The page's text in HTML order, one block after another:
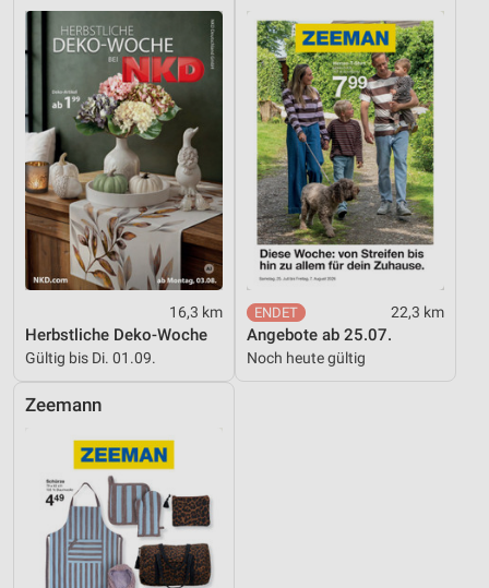
16,3 km
Herbstliche Deko-Woche
Gültig bis Di. 01.09.
22,3 km
Angebote ab 25.07.
Noch heute gültig
Zeemann